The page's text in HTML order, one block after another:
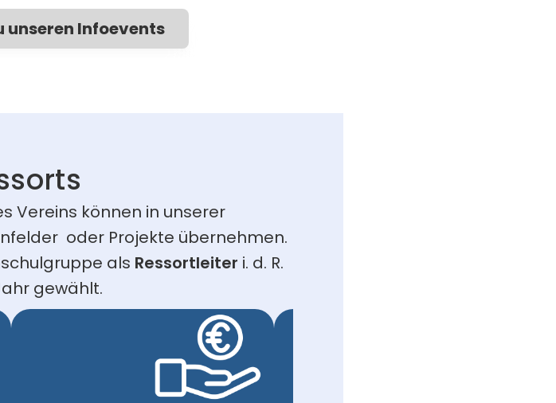
unseren Infoevents
Vereins können in unserer
oder Projekte übernehmen.
als Ressortleiter i. d. R.
gewählt.